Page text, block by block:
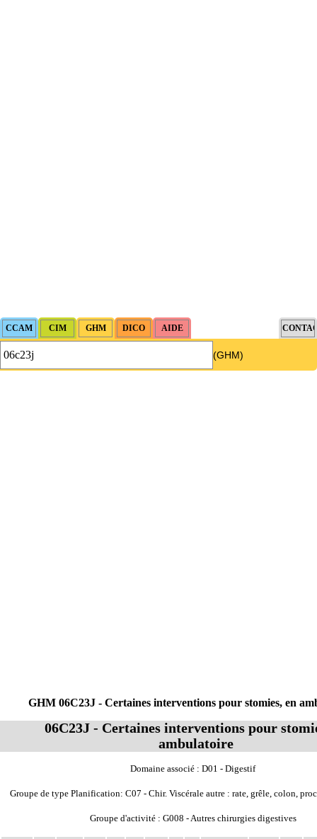
(GHM)
GHM 06C23J - Certaines interventions pour stomies, en
06C23J - Certaines interventions pour
ambulatoire
Domaine associé : D01 - Digestif
Groupe de type Planification: C07 - Chir. Viscérale autre : rate, grêle, colon,
Groupe d'activité : G008 - Autres chirurgies digestives